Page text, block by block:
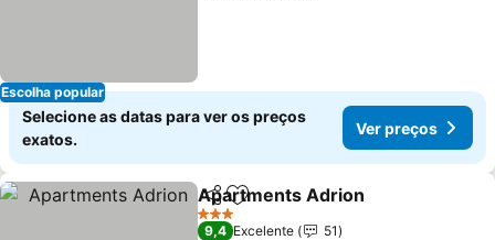
Escolha popular
Selecione as datas para ver os preços
exatos.
Ver preços
PartilharAdicionar aos favoritos
Apartments Adrion
3 Estrelas
9,4 Excelente
51